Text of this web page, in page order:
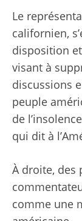
Le
californien,
disposition
visant à
discussions
peuple
de
qui dit à
À droite, des
comme une